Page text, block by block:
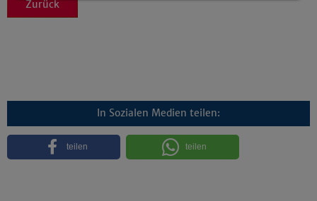
Zurück
In Sozialen Medien teilen:
teilen teilen